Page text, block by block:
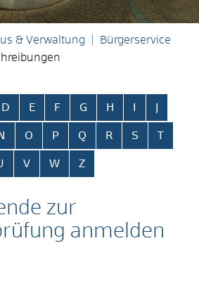
& Verwaltung
Bürgerservice
überspringen
D E F G H
N O P Q R S T
V W Z
zur
anmelden